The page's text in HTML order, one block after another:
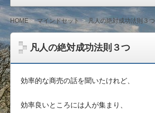
HOME マインドセット 凡人の絶対成功法則３つ
凡人の絶対成功法則３つ
効率的な商売の話を聞いたけれど、
効率良いところには人が集まり、